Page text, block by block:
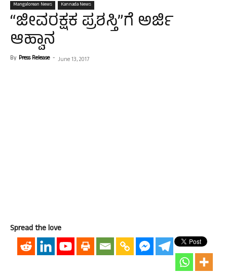
Mangalorean News Kannada News
“ಜೀವರಕ್ಷಕ ಪ್ರಶಸ್ತಿ”ಗೆ ಅರ್ಜಿ
ಆಹ್ವಾನ
By Press Release - June 13, 2017
Spread the love